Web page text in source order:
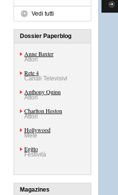
Vedi tutti
Dossier Paperblog
Anne Baxter
Attori
Rete 4
Canali Televisivi
Anthony Quinn
Attori
Charlton Heston
Attori
Hollywood
Mete
Egitto
Festività
Magazines